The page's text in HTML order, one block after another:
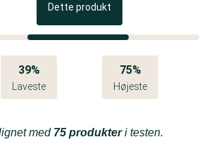
Dette produkt
39%
Laveste
75%
Højeste
med 75 produkteri testen.